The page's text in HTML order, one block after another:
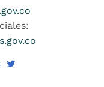
Twitter